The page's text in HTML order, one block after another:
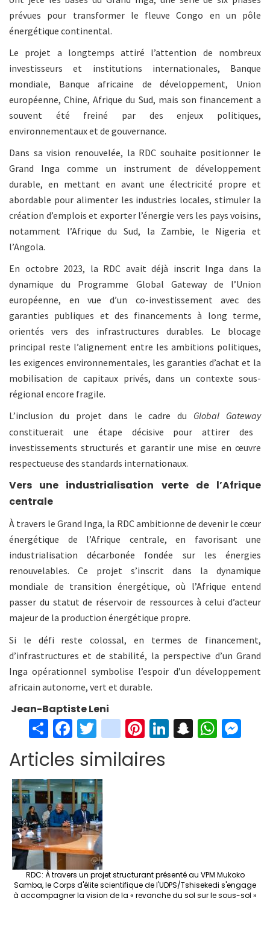
prévues pour transformer le fleuve Congo en un pôle
énergétique continental.
Le projet a longtemps attiré l’attention de nombreux
investisseurs et institutions internationales, Banque
mondiale, Banque africaine de développement, Union
européenne, Chine, Afrique du Sud, mais son financement a
souvent été freiné par des enjeux politiques,
environnementaux et de gouvernance.
Dans sa vision renouvelée, la RDC souhaite positionner le
Grand Inga comme un instrument de développement
durable, en mettant en avant une électricité propre et
abordable pour alimenter les industries locales, stimuler la
création d’emplois et exporter l’énergie vers les pays voisins,
notamment l’Afrique du Sud, la Zambie, le Nigeria et
l’Angola.
En octobre 2023, la RDC avait déjà inscrit Inga dans la
dynamique du Programme Global Gateway de l’Union
européenne, en vue d’un co-investissement avec des
garanties publiques et des financements à long terme,
orientés vers des infrastructures durables. Le blocage
principal reste l’alignement entre les ambitions politiques,
les exigences environnementales, les garanties d’achat et la
mobilisation de capitaux privés, dans un contexte sous-
régional encore fragile.
L’inclusion du projet dans le cadre du Global Gateway
constituerait une étape décisive pour attirer des
investissements structurés et garantir une mise en œuvre
respectueuse des standards internationaux.
Vers une industrialisation verte de l’Afrique
centrale
À travers le Grand Inga, la RDC ambitionne de devenir le cœur
énergétique de l’Afrique centrale, en favorisant une
industrialisation décarbonée fondée sur les énergies
renouvelables. Ce projet s’inscrit dans la dynamique
mondiale de transition énergétique, où l’Afrique entend
passer du statut de réservoir de ressources à celui d’acteur
majeur de la production énergétique propre.
Si le défi reste colossal, en termes de financement,
d’infrastructures et de stabilité, la perspective d’un Grand
Inga opérationnel symbolise l’espoir d’un développement
africain autonome, vert et durable.
Jean-Baptiste Leni
S
h
ar
e
Fa
ce
b
o
o
k
T
wi
tt
er
in
st
ag
Pi
er
Li S W
Articles similaires
RDC: À travers un projet structurant présenté au VPM Mukoko
Samba, le Corps d'élite scientifique de l'UDPS/Tshisekedi s'engage
à accompagner la vision de la « revanche du sol sur le sous-sol »